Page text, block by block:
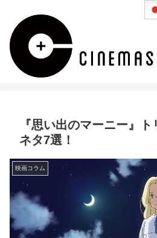
『思い出のマーニー』
ネタ7選！
映画コラム